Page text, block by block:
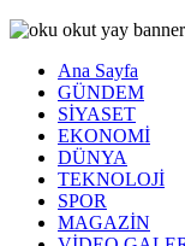
Ana Sayfa
GÜNDEM
SİYASET
EKONOMİ
DÜNYA
TEKNOLOJİ
SPOR
MAGAZİN